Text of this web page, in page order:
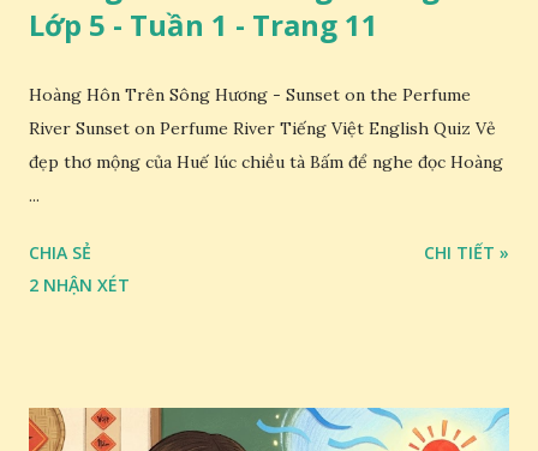
Lớp 5 - Tuần 1 - Trang 11
Hoàng Hôn Trên Sông Hương - Sunset on the Perfume
River Sunset on Perfume River Tiếng Việt English Quiz Vẻ
đẹp thơ mộng của Huế lúc chiều tà Bấm để nghe đọc Hoàng
...
CHIA SẺ
2 NHẬN XÉT
CHI TIẾT »